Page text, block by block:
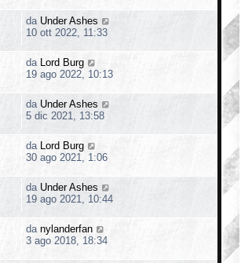
da Under Ashes
10 ott 2022, 11:33
da Lord Burg
19 ago 2022, 10:13
da Under Ashes
5 dic 2021, 13:58
da Lord Burg
30 ago 2021, 1:06
da Under Ashes
19 ago 2021, 10:44
da nylanderfan
3 ago 2018, 18:34